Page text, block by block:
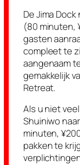
De Jima
(80 minuten,
gasten
compleet te
aangenaam
gemakkelijk
Retreat.
Als u niet
Shuiniwo
minuten,
pakken te